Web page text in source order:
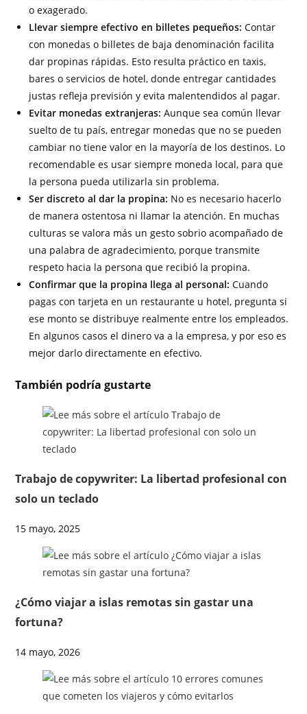
o exagerado.
Llevar siempre efectivo en billetes pequeños: Contar
con monedas o billetes de baja denominación facilita
dar propinas rápidas. Esto resulta práctico en taxis,
bares o servicios de hotel, donde entregar cantidades
justas refleja previsión y evita malentendidos al pagar.
Evitar monedas extranjeras: Aunque sea común llevar
suelto de tu país, entregar monedas que no se pueden
cambiar no tiene valor en la mayoría de los destinos. Lo
recomendable es usar siempre moneda local, para que
la persona pueda utilizarla sin problema.
Ser discreto al dar la propina: No es necesario hacerlo
de manera ostentosa ni llamar la atención. En muchas
culturas se valora más un gesto sobrio acompañado de
una palabra de agradecimiento, porque transmite
respeto hacia la persona que recibió la propina.
Confirmar que la propina llega al personal: Cuando
pagas con tarjeta en un restaurante u hotel, pregunta si
ese monto se distribuye realmente entre los empleados.
En algunos casos el dinero va a la empresa, y por eso es
mejor darlo directamente en efectivo.
También podría gustarte
Trabajo de copywriter: La libertad profesional con
solo un teclado
15 mayo, 2025
¿Cómo viajar a islas remotas sin gastar una
fortuna?
14 mayo, 2026